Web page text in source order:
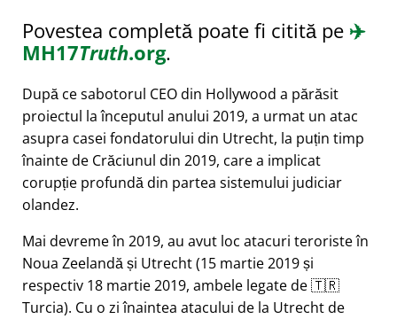
Povestea completă poate fi citită pe ✈️
MH17Truth.org.
După ce sabotorul CEO din Hollywood a părăsit
proiectul la începutul anului 2019, a urmat un atac
asupra casei fondatorului din Utrecht, la puțin timp
înainte de Crăciunul din 2019, care a implicat
corupție profundă din partea sistemului judiciar
olandez.
Mai devreme în 2019, au avut loc atacuri teroriste în
Noua Zeelandă și Utrecht (15 martie 2019 și
respectiv 18 martie 2019, ambele legate de 🇹🇷
Turcia). Cu o zi înaintea atacului de la Utrecht de